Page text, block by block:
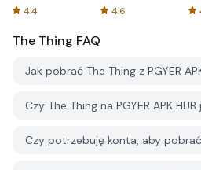
4.4
Spreadsheets
4.6
The Thing FAQ
Jak pobrać The Thing z PGYER